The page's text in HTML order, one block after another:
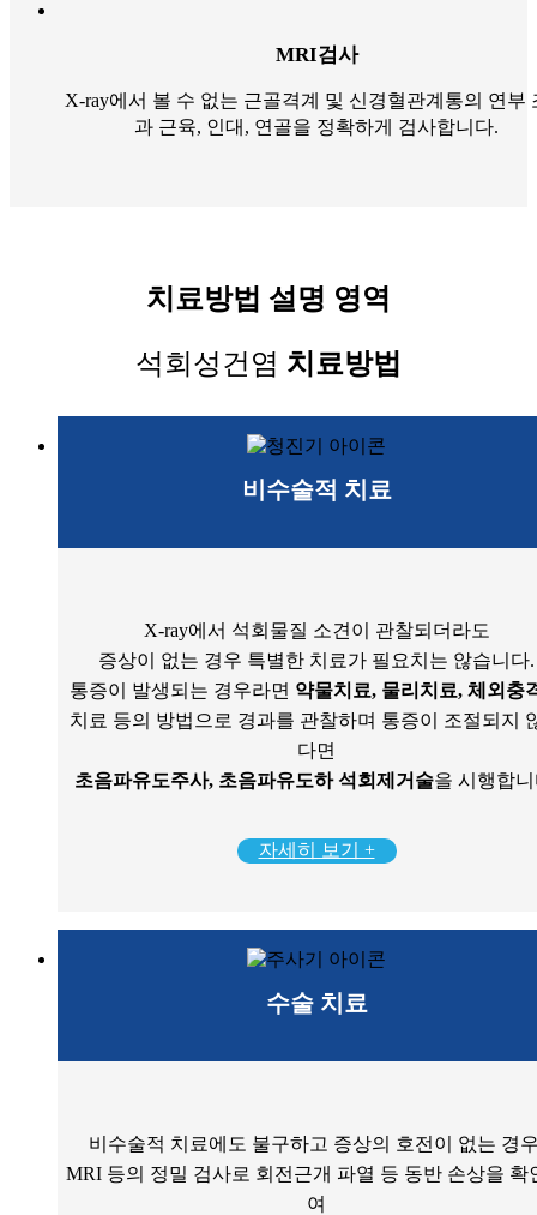
MRI검사
X-ray에서 볼 수 없는 근골격계 및 신경혈관계통의 연부
과 근육, 인대, 연골을 정확하게 검사합니다.
치료방법 설명 영역
석회성건염 치료방법
비수술적 치료
X-ray에서 석회물질 소견이 관찰되더라도
증상이 없는 경우 특별한 치료가 필요치는 않습니다.
통증이 발생되는 경우라면 약물치료, 물리치료, 체외충
치료 등의 방법으로 경과를 관찰하며 통증이 조절되지
다면
초음파유도주사, 초음파유도하 석회제거술을 시행합
자세히 보기 +
수술 치료
비수술적 치료에도 불구하고 증상의 호전이 없는 경
MRI 등의 정밀 검사로 회전근개 파열 등 동반 손상을 확
여